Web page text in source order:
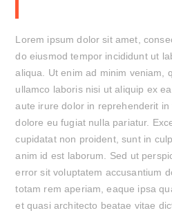
Lorem ipsum dolor sit amet,
do eiusmod tempor incididunt ut
aliqua. Ut enim ad minim veniam,
ullamco laboris nisi ut aliquip ex
aute irure dolor in reprehenderit
dolore eu fugiat nulla pariatur.
cupidatat non proident, sunt in
anim id est laborum. Sed ut
error sit voluptatem accusantium
totam rem aperiam, eaque ipsa
et quasi architecto beatae vitae